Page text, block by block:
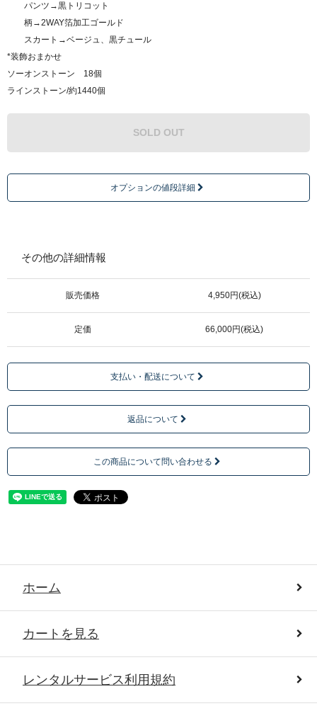
パンツ→黒トリコット
柄→2WAY箔加工ゴールド
スカート→ベージュ、黒チュール
*装飾おまかせ
ソーオンストーン 18個
ラインストーン/約1440個
SOLD OUT
オプションの値段詳細
その他の詳細情報
販売価格 4,950円(税込)
定価 66,000円(税込)
支払い・配送について
返品について
この商品について問い合わせる
ホーム
カートを見る
レンタルサービス利用規約